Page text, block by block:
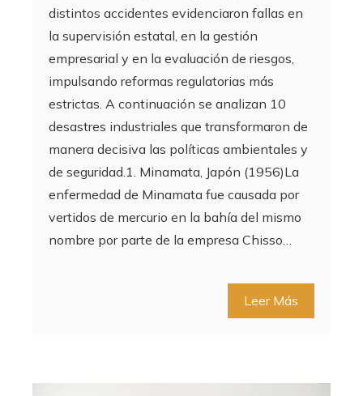
distintos accidentes evidenciaron fallas en
la supervisión estatal, en la gestión
empresarial y en la evaluación de riesgos,
impulsando reformas regulatorias más
estrictas. A continuación se analizan 10
desastres industriales que transformaron de
manera decisiva las políticas ambientales y
de seguridad.1. Minamata, Japón (1956)La
enfermedad de Minamata fue causada por
vertidos de mercurio en la bahía del mismo
nombre por parte de la empresa Chisso…
Leer Más